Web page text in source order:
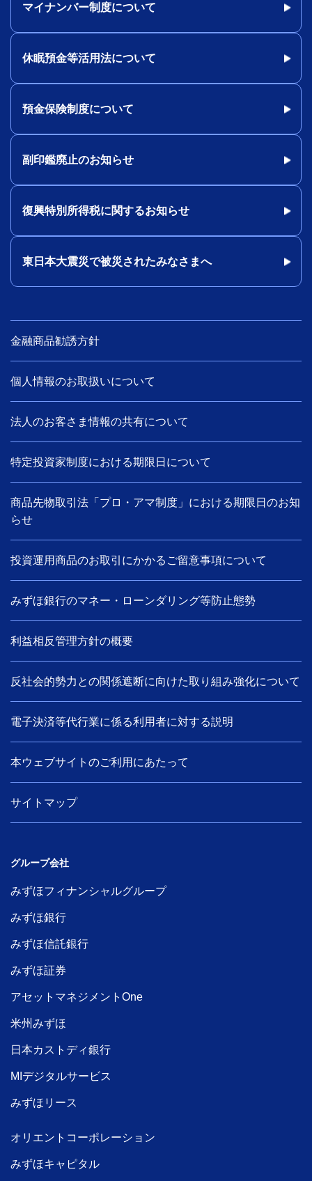
マイナンバー制度について
休眠預金等活用法について
預金保険制度について
副印鑑廃止のお知らせ
復興特別所得税に関するお知らせ
東日本大震災で被災されたみなさまへ
金融商品勧誘方針
個人情報のお取扱いについて
法人のお客さま情報の共有について
特定投資家制度における期限日について
商品先物取引法「プロ・アマ制度」における期限日のお知
らせ
投資運用商品のお取引にかかるご留意事項について
みずほ銀行のマネー・ローンダリング等防止態勢
利益相反管理方針の概要
反社会的勢力との関係遮断に向けた取り組み強化について
電子決済等代行業に係る利用者に対する説明
本ウェブサイトのご利用にあたって
サイトマップ
グループ会社
みずほフィナンシャルグループ
みずほ銀行
みずほ信託銀行
みずほ証券
アセットマネジメントOne
米州みずほ
日本カストディ銀行
MIデジタルサービス
みずほリース
オリエントコーポレーション
みずほキャピタル